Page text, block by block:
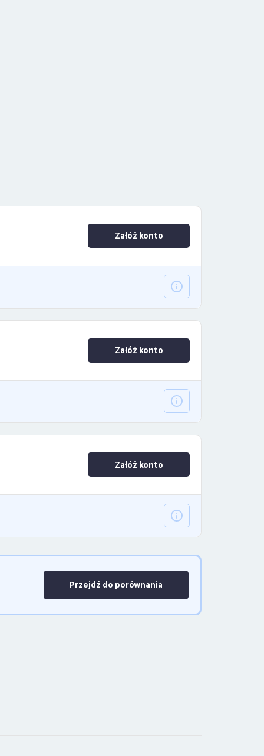
Załóż konto
Załóż konto
Załóż konto
Przejdź do porównania